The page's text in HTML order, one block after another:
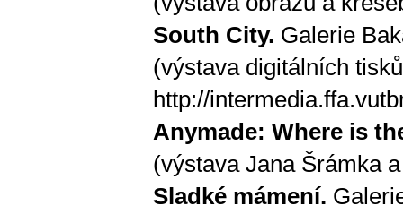
South City. Galerie
(výstava digitálních
http://
Anymade: Where is
(výstava Jana Šrámka
Sladké mámení.